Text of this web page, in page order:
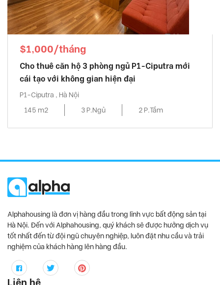
$1,000/tháng
Cho thuê căn hộ 3 phòng ngủ P1-Ciputra mới
cái tạo với không gian hiện đại
P1-Ciputra , Hà Nội
145 m2
3 P.Ngủ 2 P.Tắm
Alphahousing là đơn vị hàng đầu trong lĩnh vực bất động sản tại
Hà Nội. Đến với Alphahousing, quý khách sẽ được hưởng dịch vụ
tốt nhất đến từ đội ngũ chuyên nghiệp, luôn đặt nhu cầu và trải
nghiệm của khách hàng lên hàng đầu.
Liên hệ